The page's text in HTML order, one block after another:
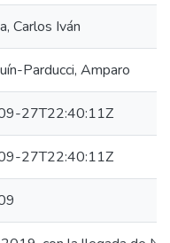
Carlos Iván
Parducci, Amparo
27T22:40:11Z
27T22:40:11Z